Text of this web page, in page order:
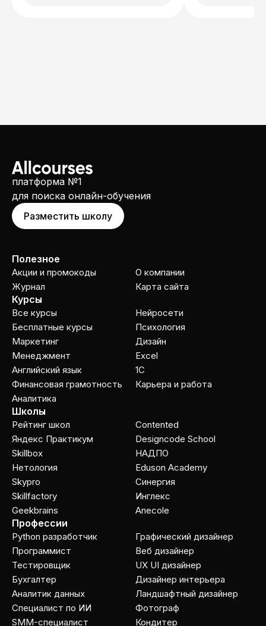
платформа №1
для поиска онлайн-обучения
Разместить школу
Полезное
Акции и промокоды
Журнал
О компании
Карта сайта
Курсы
Все курсы
Бесплатные курсы
Маркетинг
Менеджмент
Английский язык
Финансовая грамотность
Аналитика
Нейросети
Психология
Дизайн
Excel
1C
Карьера и работа
Школы
Рейтинг школ
Яндекс Практикум
Skillbox
Нетология
Skypro
Skillfactory
Geekbrains
Contented
Designcode School
НАДПО
Eduson Academy
Cинергия
Инглекс
Anecole
Профессии
Python разработчик
Программист
Тестировщик
Бухгалтер
Аналитик данных
Специалист по ИИ
SMM-специалист
Графический дизайнер
Веб дизайнер
UX UI дизайнер
Дизайнер интерьера
Ландшафтный дизайнер
Фотограф
Кондитер